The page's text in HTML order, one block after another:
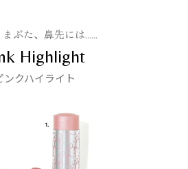
まぶた、鼻先には……
Highlight
ンクハイライト